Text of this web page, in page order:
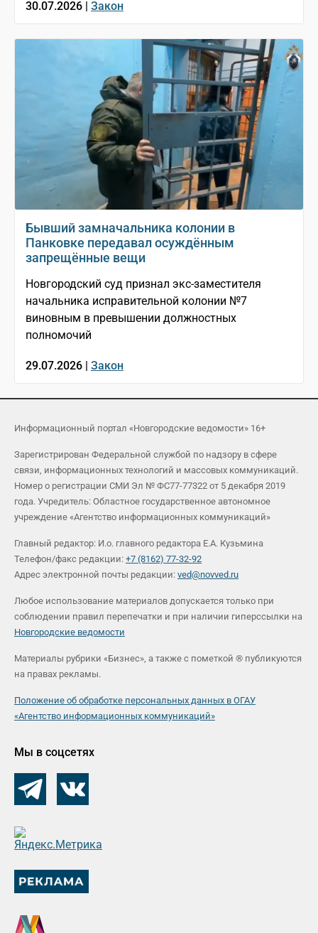
30.07.2026 | Закон
Бывший замначальника колонии в
Панковке передавал осуждённым
запрещённые вещи
Новгородский суд признал экс-заместителя
начальника исправительной колонии №7
виновным в превышении должностных
полномочий
29.07.2026 | Закон
Информационный портал «Новгородские ведомости» 16+
Зарегистрирован Федеральной службой по надзору в сфере
связи, информационных технологий и массовых коммуникаций.
Номер о регистрации СМИ Эл № ФС77-77322 от 5 декабря 2019
года. Учредитель: Областное государственное автономное
учреждение «Агентство информационных коммуникаций»
Главный редактор: И.о. главного редактора Е.А. Кузьмина
Телефон/факс редакции: +7 (8162) 77-32-92
Адрес электронной почты редакции: ved@novved.ru
Любое использование материалов допускается только при
соблюдении правил перепечатки и при наличии гиперссылки на
Новгородские ведомости
Материалы рубрики «Бизнес», а также с пометкой ® публикуются
на правах рекламы.
Положение об обработке персональных данных в ОГАУ
«Агентство информационных коммуникаций»
Мы в соцсетях